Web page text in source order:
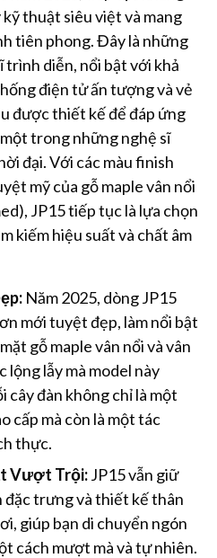
thuật siêu việt và mang
tiên phong. Đây là những
trình diễn, nổi bật với khả
điện tử ấn tượng và vẻ
được thiết kế để đáp ứng
trong những nghệ sĩ
đại. Với các màu finish
mỹ của gỗ maple vân nổi
JP15 tiếp tục là lựa chọn
kiếm hiệu suất và chất âm
Năm 2025, dòng JP15
mới tuyệt đẹp, làm nổi bật
gỗ maple vân nổi và vân
lộng lẫy mà model này
cây đàn không chỉ là một
cấp mà còn là một tác
thực.
Vượt Trội:JP15 vẫn giữ
đặc trưng và thiết kế thân
giúp bạn di chuyển ngón
cách mượt mà và tự nhiên.